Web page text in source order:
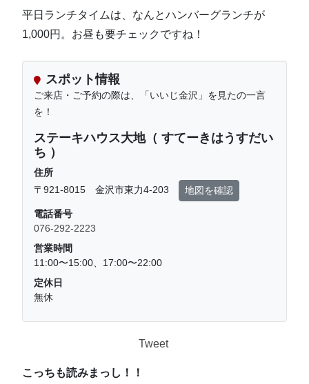
平日ランチタイムは、なんとハンバーグランチが
1,000円。お昼も要チェックですね！
スポット情報
ご来店・ご予約の際は、「いいじ金沢」を見たの一言
を！
ステーキハウス大地（ すてーきはうすだい
ち ）
住所
〒921-8015 金沢市東力4-203
地図を確認
電話番号
076-292-2223
営業時間
11:00〜15:00、17:00〜22:00
定休日
無休
Tweet
こっちも読みまっし！！